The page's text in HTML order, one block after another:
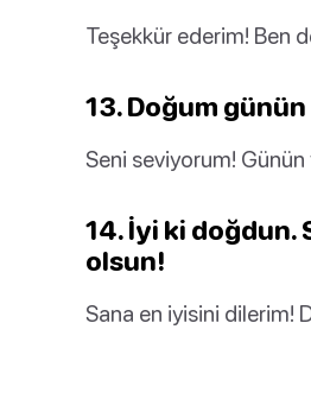
Teşekkür ederim! Ben
13. Doğum
Seni seviyorum! Günün
14. İyi ki doğdun.
olsun!
Sana en iyisini dilerim!